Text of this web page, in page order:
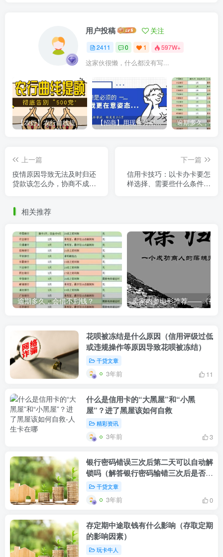
用户投稿 关注
2411 0 1 597W+
这家伙很懒，什么都没有写...
【农行】农行曲线提额，彻底告别“500党” 【招商】用现金分期提额，额度直上6万
上一篇
疫情原因导致无法及时归还
贷款该怎么办，协商不成后
下一篇
信用卡技巧：以卡办卡要怎
样选择、需要些什么条件、
相关推荐
逾期多久，会借不到钱？
花呗被冻结是什么原因（信用评级过低
或违规操作等原因导致花呗被冻结）
干贷文章
3年前 11
什么是信用卡的“大黑屋”和“小黑
屋”？进了黑屋该如何自救
精彩资讯
3年前 3
银行密码错误三次后第二天可以自动解
锁吗（解答银行密码输错三次后是否会
自动解锁）
干贷文章
3年前 0
存定期中途取钱有什么影响（存取定期
的影响因素）
玩卡牛人